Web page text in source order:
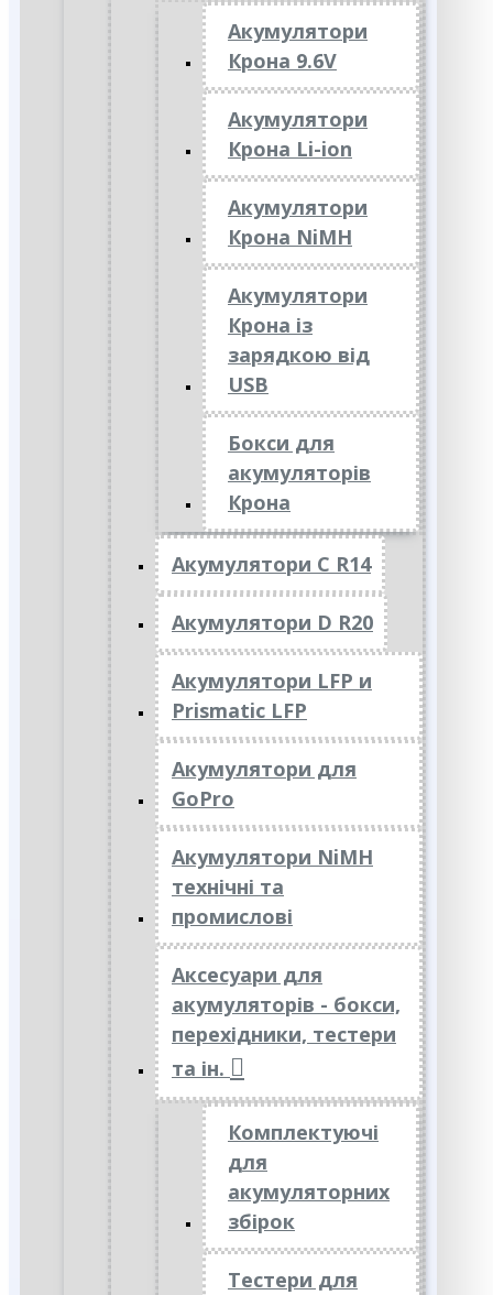
Акумулятори
Крона 9.6V
Акумулятори
Крона Li-ion
Акумулятори
Крона NiMH
Акумулятори
Крона із
зарядкою від
USB
Бокси для
акумуляторів
Крона
Акумулятори C R14
Акумулятори D R20
Акумулятори LFP и
Prismatic LFP
Акумулятори для
GoPro
Акумулятори NiMH
технічні та
промислові
Аксесуари для
акумуляторів - бокси,
перехідники, тестери
та ін.
Комплектуючі
для
акумуляторних
збірок
Тестери для